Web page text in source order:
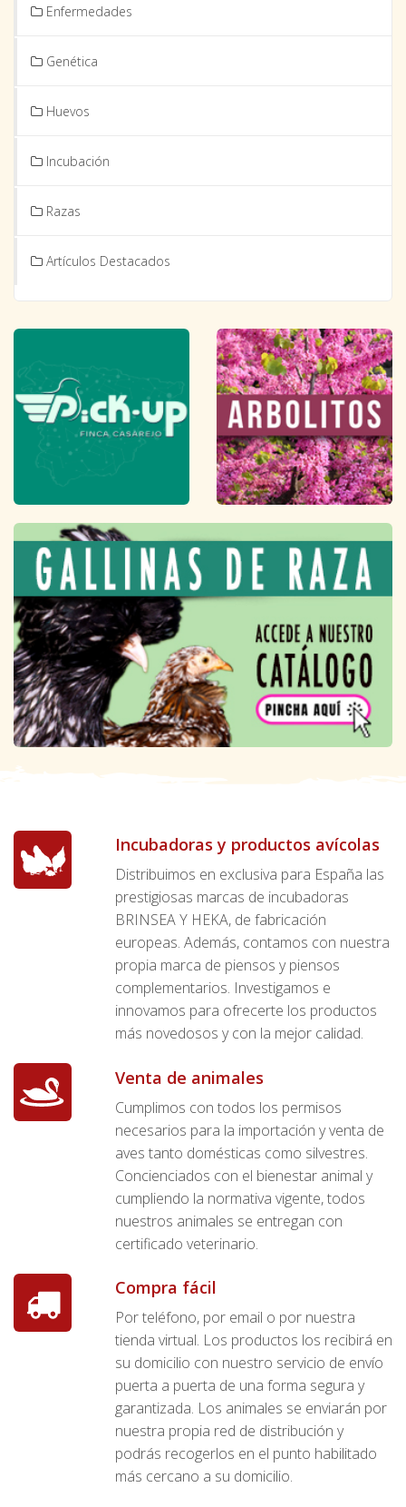
Enfermedades
Genética
Huevos
Incubación
Razas
Artículos Destacados
Incubadoras y productos avícolas
Distribuimos en exclusiva para España las
prestigiosas marcas de incubadoras
BRINSEA Y HEKA, de fabricación
europeas. Además, contamos con nuestra
propia marca de piensos y piensos
complementarios. Investigamos e
innovamos para ofrecerte los productos
más novedosos y con la mejor calidad.
Venta de animales
Cumplimos con todos los permisos
necesarios para la importación y venta de
aves tanto domésticas como silvestres.
Concienciados con el bienestar animal y
cumpliendo la normativa vigente, todos
nuestros animales se entregan con
certificado veterinario.
Compra fácil
Por teléfono, por email o por nuestra
tienda virtual. Los productos los recibirá en
su domicilio con nuestro servicio de envío
puerta a puerta de una forma segura y
garantizada. Los animales se enviarán por
nuestra propia red de distribución y
podrás recogerlos en el punto habilitado
más cercano a su domicilio.